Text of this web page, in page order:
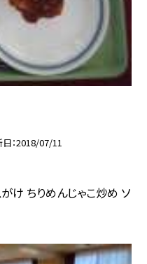
日 2018/07/11
け ちりめんじゃこ炒め ソ